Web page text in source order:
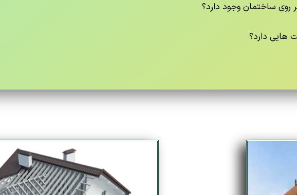
روی ساختمان وجود دارد؟
هایی دارد؟